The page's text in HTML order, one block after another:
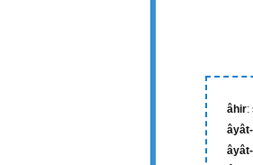
âhir:
âyât-